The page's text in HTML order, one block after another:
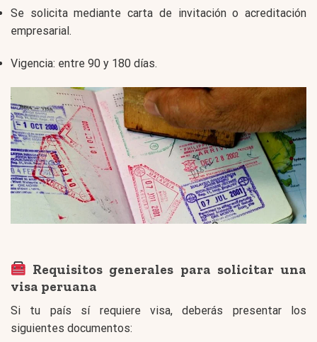
Se solicita mediante carta de invitación o acreditación
empresarial.
Vigencia: entre 90 y 180 días.
Requisitos generales para solicitar una
visa peruana
Si tu país sí requiere visa, deberás presentar los
siguientes documentos: